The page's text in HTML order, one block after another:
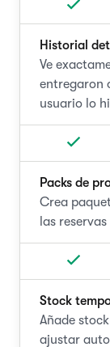
Historial
Ve
entregaron
usuario lo
Packs de
Crea
las
Stock
Añade
ajustar